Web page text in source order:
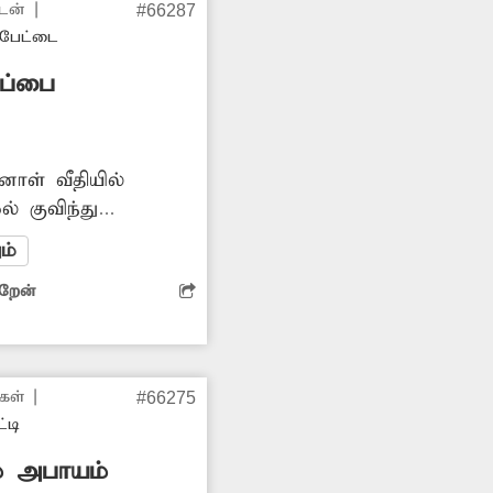
நடவடிக்கை
-ஊர்மக்கள்,
#66287
வீதியில்
குவிந்து
உள்ளது.
அகற்ற
#66275
அபாயம்